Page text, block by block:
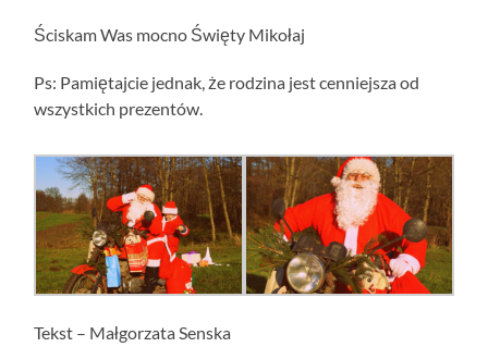
Ściskam Was mocno Święty Mikołaj
Ps: Pamiętajcie jednak, że rodzina jest cenniejsza od
wszystkich prezentów.
Tekst – Małgorzata Senska